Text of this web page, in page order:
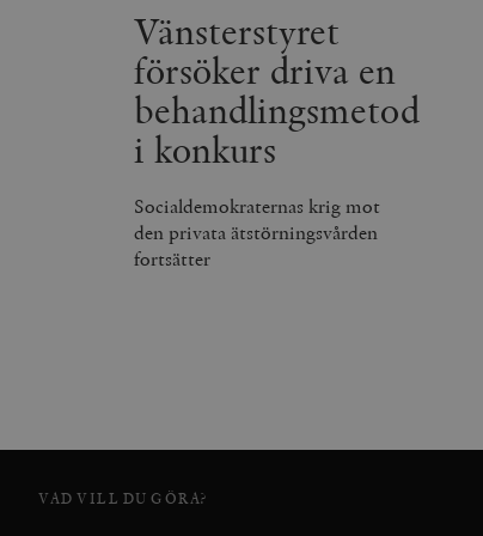
Vänsterstyret
försöker driva en
behandlingsmetod
i konkurs
Socialdemokraternas krig mot
den privata ätstörningsvården
fortsätter
VAD VILL DU GÖRA?